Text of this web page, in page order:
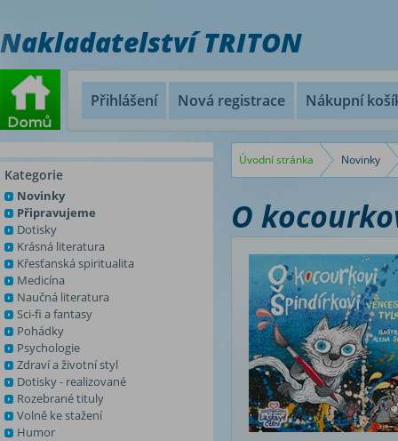
Nakladatelství TRITON
Přihlášení Nová registrace Nákupní
Kategorie
Novinky
Připravujeme
Dotisky
Krásná literatura
Křesťanská spiritualita
Medicína
Naučná literatura
Sci-fi a fantasy
Pohádky
Psychologie
Zdraví a životní styl
Dotisky - realizované
Rozebrané tituly
Volně ke stažení
Humor
Úvodní stránka Novinky
O